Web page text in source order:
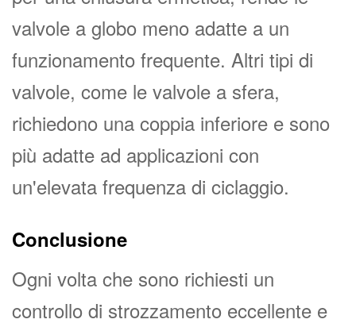
valvole a globo meno adatte a un
funzionamento frequente. Altri tipi di
valvole, come le valvole a sfera,
richiedono una coppia inferiore e sono
più adatte ad applicazioni con
un'elevata frequenza di ciclaggio.
Conclusione
Ogni volta che sono richiesti un
controllo di strozzamento eccellente e